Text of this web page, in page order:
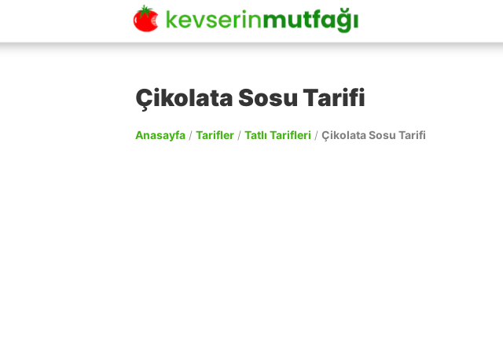
Çikolata Sosu Tarifi
Anasayfa / Tarifler / Tatlı Tarifleri / Çikolata Sosu Tarifi